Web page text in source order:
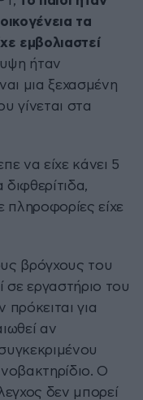
τα
εμβολιαστεί
ήταν
μια ξεχασμένη
γίνεται στα
να είχε κάνει 5
είχε
βρόγχους του
σε εργαστήριο του
πρόκειται για
αν
Ο
δεν μπορεί